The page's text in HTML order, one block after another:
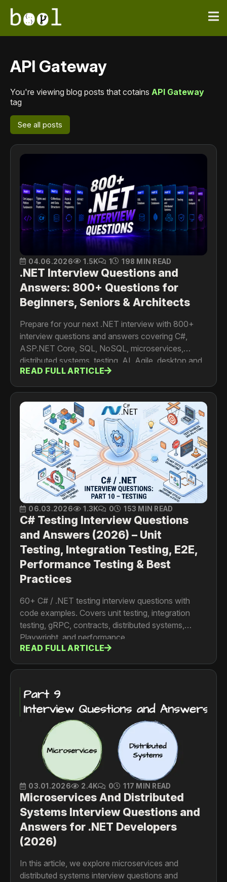
API Gateway
You're viewing blog posts that cotains API Gateway
tag
See all posts
04.06.2026 1.5K 1 198 MIN READ
.NET Interview Questions and
Answers: 800+ Questions for
Beginners, Seniors & Architects
Prepare for your next .NET interview with 800+
interview questions and answers covering C#,
ASP.NET Core, SQL, NoSQL, microservices,
distributed systems, testing, AI, Agile, desktop and
mobile development. For developers, senior
engineers, architects and tech leads.
READ FULL ARTICLE
06.03.2026 1.3K 0 153 MIN READ
C# Testing Interview Questions
and Answers (2026) – Unit
Testing, Integration Testing, E2E,
Performance Testing & Best
Practices
60+ C# / .NET testing interview questions with
code examples. Covers unit testing, integration
testing, gRPC, contracts, distributed systems,
Playwright, and performance.
READ FULL ARTICLE
03.01.2026 2.4K 0 117 MIN READ
Microservices And Distributed
Systems Interview Questions and
Answers for .NET Developers
(2026)
In this article, we explore microservices and
distributed systems interview questions and